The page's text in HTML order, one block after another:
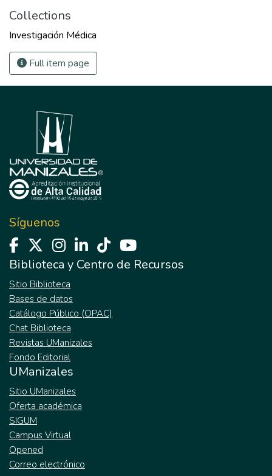
Collections
Investigación Médica
Full item page
Síguenos
Biblioteca y Centro de Recursos
Sitio Biblioteca
Bases de datos
Catálogo Público (OPAC)
Chat Biblioteca
Revistas UManizales
Fondo Editorial
UManizales
Sitio UManizales
Oferta académica
SIGUM
Campus Virtual
Opened
Correo electrónico